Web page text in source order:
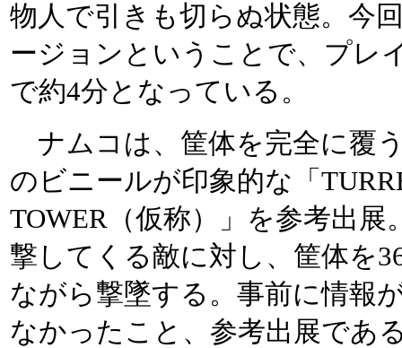
物人で引きも切らぬ状態。今
ージョンということで、プレ
で約4分となっている。
ナムコは、筐体を完全に覆
のビニールが印象的な「
TOWER（仮称）」を参考出展
撃してくる敵に対し、筐体を
ながら撃墜する。事前に情報
なかったこと、参考出展であ